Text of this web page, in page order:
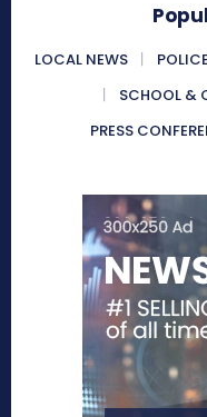
LOCAL NEWS
SCHOOL &
PRESS